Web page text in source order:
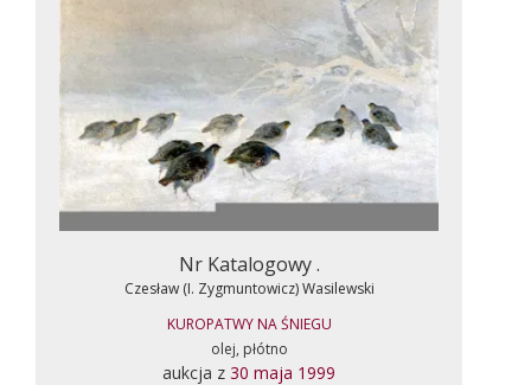
Nr Katalogowy .
Czesław (I. Zygmuntowicz) Wasilewski
KUROPATWY NA ŚNIEGU
olej, płótno
aukcja z 30 maja 1999